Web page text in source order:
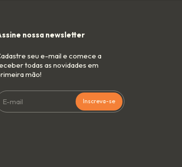
nossa newsletter
seu e-mail e comece a
todas as novidades em
mão!